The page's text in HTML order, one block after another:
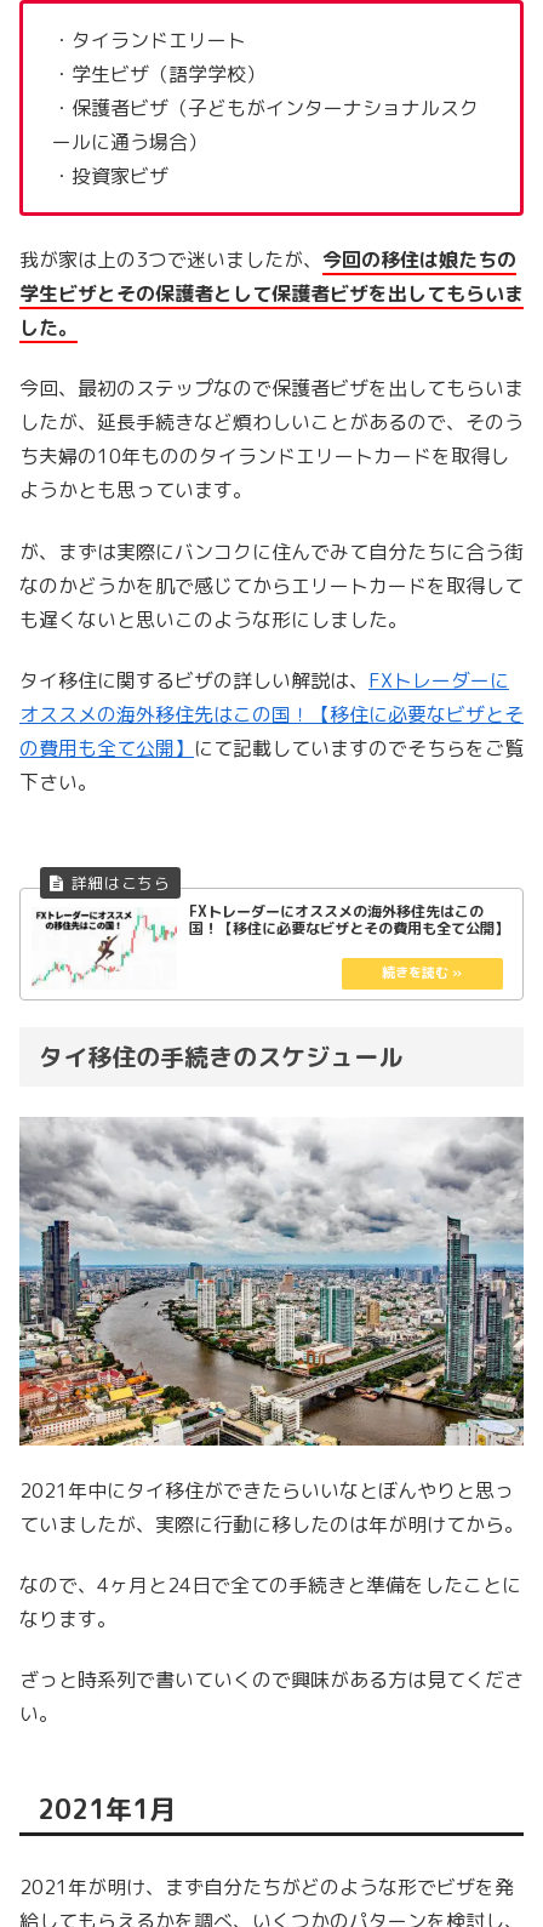
・タイランドエリート
・学生ビザ（語学学校）
・保護者ビザ（子どもがインターナショナルスク
ールに通う場合）
・投資家ビザ
我が家は上の3つで迷いましたが、 今回の移住は娘たちの
学生ビザとその保護者として保護者ビザを出してもらいま
した。
今回、最初のステップなので保護者ビザを出してもらいま
したが、延長手続きなど煩わしいことがあるので、そのう
ち夫婦の10年もののタイランドエリートカードを取得し
ようかとも思っています。
が、まずは実際にバンコクに住んでみて自分たちに合う街
なのかどうかを肌で感じてからエリートカードを取得して
も遅くないと思いこのような形にしました。
タイ移住に関するビザの詳しい解説は、 FXトレーダーに
オススメの海外移住先はこの国！【移住に必要なビザとそ
の費用も全て公開】 にて記載していますのでそちらをご覧
下さい。
FXトレーダーにオススメの海外移住先はこの
国！【移住に必要なビザとその費用も全て公開】
タイ移住の手続きのスケジュール
2021年中にタイ移住ができたらいいなとぼんやりと思っ
ていましたが、実際に行動に移したのは年が明けてから。
なので、4ヶ月と24日で全ての手続きと準備をしたことに
なります。
ざっと時系列で書いていくので興味がある方は見てくださ
い。
2021年1月
2021年が明け、まず自分たちがどのような形でビザを発
給してもらえるかを調べ、いくつかのパターンを検討し、